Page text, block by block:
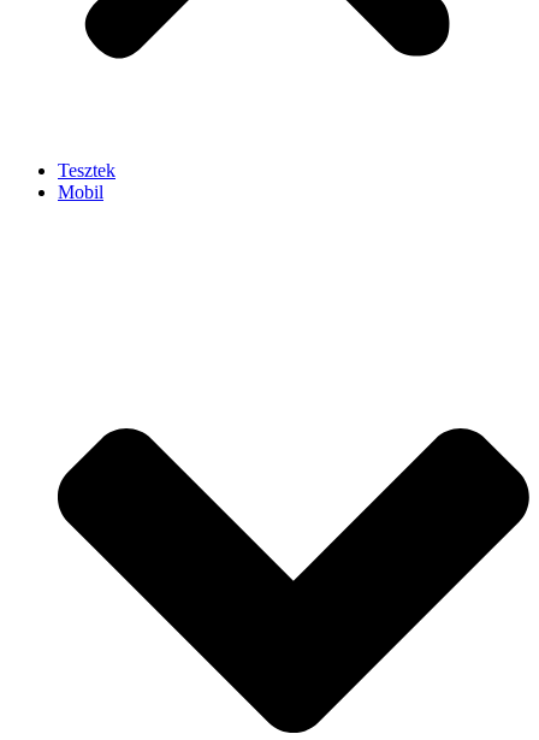
Tesztek
Mobil